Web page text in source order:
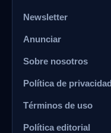
Newsletter
Anunciar
Sobre nosotros
Política de privacidad
Términos de uso
Política editorial